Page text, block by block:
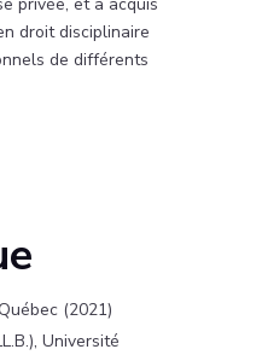
droit disciplinaire
de différents
(2021)
Université